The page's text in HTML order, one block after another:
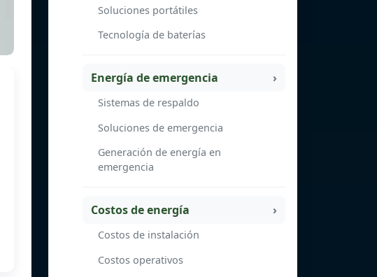
Soluciones portátiles
Tecnología de baterías
Energía de emergencia
Sistemas de respaldo
Soluciones de emergencia
Generación de energía en
emergencia
Costos de energía
Costos de instalación
Costos operativos